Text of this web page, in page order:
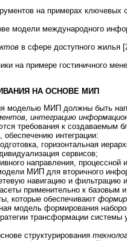
на примерах ключевых
модели международного
в сфере доступного жилья
на примере гостиничного
НА ОСНОВЕ МИП
моделью МИП должны быть
интеграцию
требования к создаваемым
интеграции:
горизонтальная
сервисов;
направления, процессной
МИП для вторичного
навигацию и фильтрацию
применительно к базовым
которые обеспечивают
модель формирования
трансформации системы
структурирования